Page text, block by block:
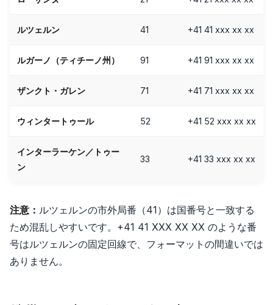
ルツェルン 41 +41 41 xxx xx xx
ルガーノ（ティチーノ州） 91 +41 91 xxx xx xx
ザンクト・ガレン 71 +41 71 xxx xx xx
ウィンタートゥール 52 +41 52 xxx xx xx
インターラーケン／トゥー
ン
33 +41 33 xxx xx xx
注意： ルツェルンの市外局番（41）は国番号と一致する
ため混乱しやすいです。+41 41 XXX XX XX のような番
号はルツェルンの固定回線で、フォーマットの間違いでは
ありません。